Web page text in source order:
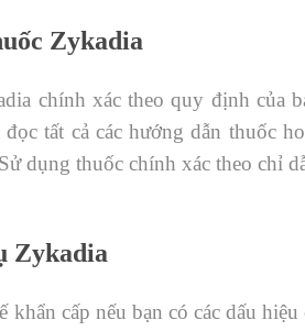
Zykadia
chính xác theo quy định của
đọc tất cả các hướng dẫn thuốc
dụng thuốc chính xác theo chỉ
Zykadia
khẩn cấp nếu bạn có các dấu